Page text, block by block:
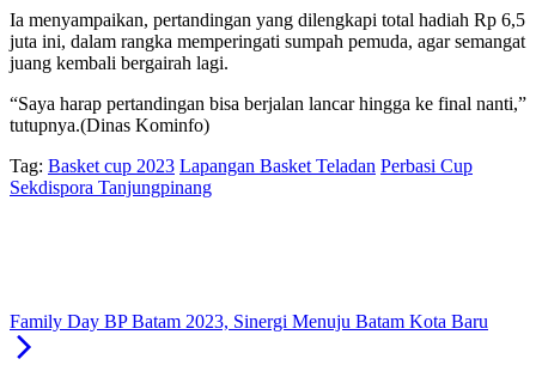
Ia menyampaikan, pertandingan yang dilengkapi total hadiah Rp 6,5
juta ini, dalam rangka memperingati sumpah pemuda, agar semangat
juang kembali bergairah lagi.
“Saya harap pertandingan bisa berjalan lancar hingga ke final nanti,”
tutupnya.(Dinas Kominfo)
Tag: Basket cup 2023 Lapangan Basket Teladan Perbasi Cup
Sekdispora Tanjungpinang
Family Day BP Batam 2023, Sinergi Menuju Batam Kota Baru